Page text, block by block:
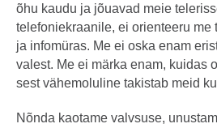
õhu kaudu ja jõuavad meie
telefoniekraanile, ei orienteeru
ja infomüras. Me ei oska enam
valest. Me ei märka enam, kuidas
sest vähemoluline takistab meid
Nõnda kaotame valvsuse,